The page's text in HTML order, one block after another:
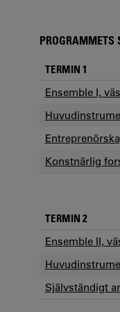
PROGRAMMETS
TERMIN 1
Ensemble I,
Konstnärlig
TERMIN 2
Ensemble II,
Självständigt